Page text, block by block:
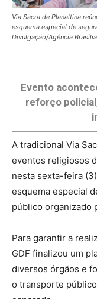
Via Sacra de Planaltina
esquema especial de
Divulgação/Agência Brasília
Evento
reforço
A tradicional Via
eventos religiosos
nesta sexta-feira
esquema especial
público organizado
Para garantir a
GDF finalizou um
diversos órgãos e
o transporte